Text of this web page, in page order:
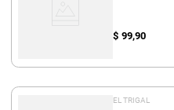
$ 99,90
EL TRIGAL